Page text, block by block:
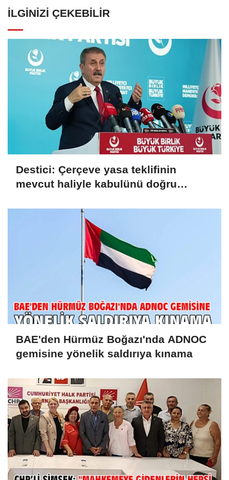
İLGINIZI ÇEKEBILIR
Destici: Çerçeve yasa teklifinin
mevcut haliyle kabulünü doğru
BAE'den Hürmüz Boğazı'nda ADNOC
gemisine yönelik saldırıya kınama